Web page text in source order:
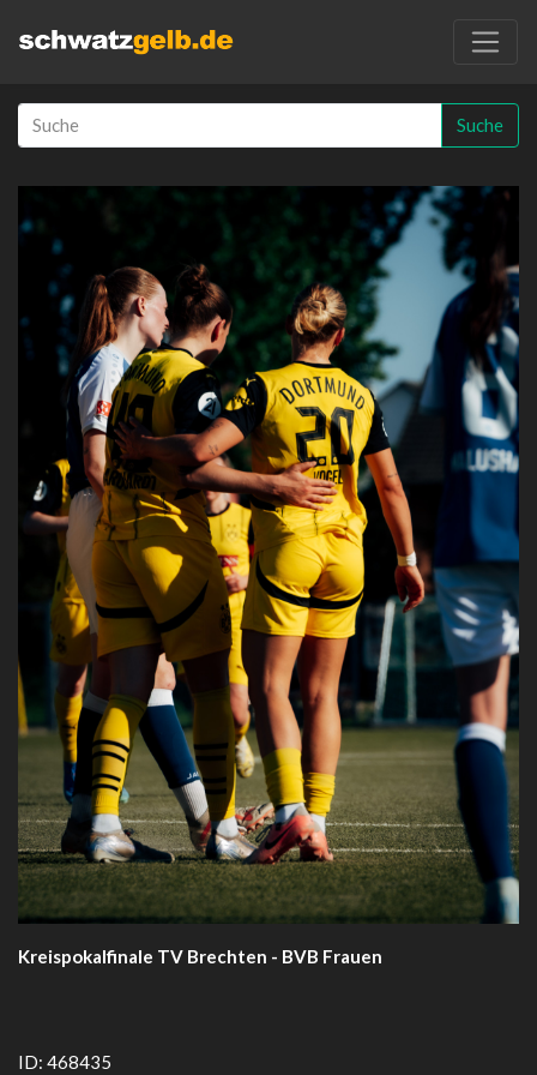
Suche
Kreispokalfinale TV Brechten - BVB Frauen
ID: 468435